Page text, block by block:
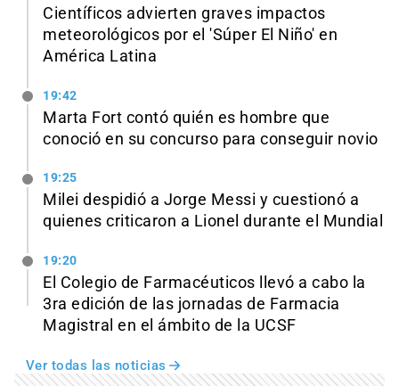
Científicos advierten graves impactos
meteorológicos por el 'Súper El Niño' en
América Latina
19:42
Marta Fort contó quién es hombre que
conoció en su concurso para conseguir novio
19:25
Milei despidió a Jorge Messi y cuestionó a
quienes criticaron a Lionel durante el Mundial
19:20
El Colegio de Farmacéuticos llevó a cabo la
3ra edición de las jornadas de Farmacia
Magistral en el ámbito de la UCSF
Ver todas las noticias